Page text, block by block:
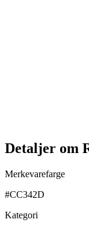
Detaljer om
Merkevarefarge
#CC342D
Kategori